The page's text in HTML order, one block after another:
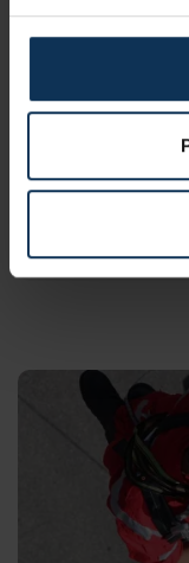
CURSO
Horas:16 horas,